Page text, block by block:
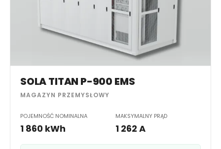
SOLA TITAN P-900 EMS
MAGAZYN PRZEMYSŁOWY
POJEMNOŚĆ NOMINALNA
1 860 kWh
MAKSYMALNY PRĄD
1 262 A